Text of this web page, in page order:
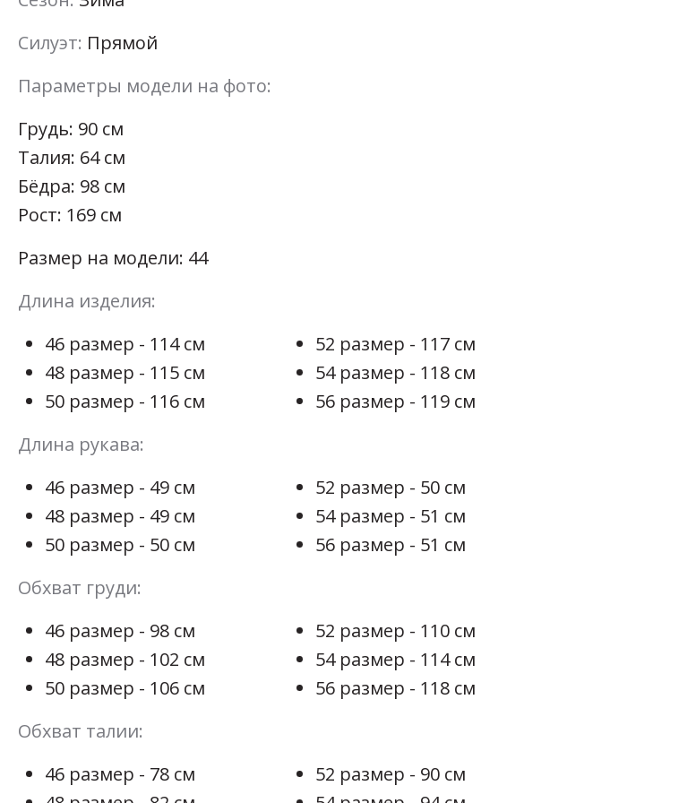
Силуэт: Прямой
Параметры модели на фото:
Грудь: 90 см
Талия: 64 см
Бёдра: 98 см
Рост: 169 см
Размер на модели: 44
Длина изделия:
46 размер - 114 см
48 размер - 115 см
50 размер - 116 см
52 размер - 117 см
54 размер - 118 см
56 размер - 119 см
Длина рукава:
46 размер - 49 см
48 размер - 49 см
50 размер - 50 см
52 размер - 50 см
54 размер - 51 см
56 размер - 51 см
Обхват груди:
46 размер - 98 см
48 размер - 102 см
50 размер - 106 см
52 размер - 110 см
54 размер - 114 см
56 размер - 118 см
Обхват талии:
46 размер - 78 см
52 размер - 90 см